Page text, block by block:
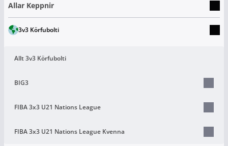
Allar Keppnir
3v3 Körfubolti
Allt 3v3 Körfubolti
BIG3
FIBA 3x3 U21 Nations League
FIBA 3x3 U21 Nations League Kvenna